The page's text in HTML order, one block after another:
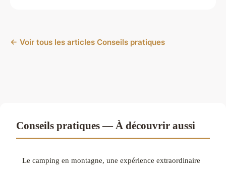
← Voir tous les articles Conseils pratiques
Conseils pratiques — À découvrir aussi
Le camping en montagne, une expérience extraordinaire